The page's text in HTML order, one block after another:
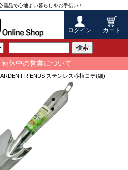
需品で心地よい暮らしをお手伝い！
ログイン カート
検索
連休中の営業について
FRIENDS ステンレス移植コテ(細)